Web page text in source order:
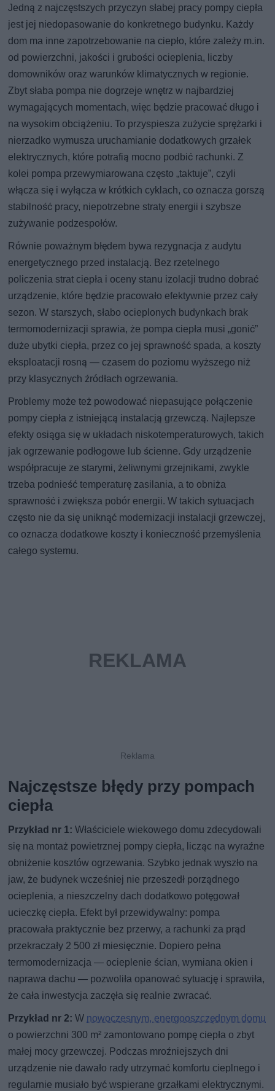
Jedną z najczęstszych przyczyn słabej pracy pompy ciepła
jest jej niedopasowanie do konkretnego budynku. Każdy
dom ma inne zapotrzebowanie na ciepło, które zależy m.in.
od powierzchni, jakości i grubości ocieplenia, liczby
domowników oraz warunków klimatycznych w regionie.
Zbyt słaba pompa nie dogrzeje wnętrz w najbardziej
wymagających momentach, więc będzie pracować długo i
na wysokim obciążeniu. To przyspiesza zużycie sprężarki i
nierzadko wymusza uruchamianie dodatkowych grzałek
elektrycznych, które potrafią mocno podbić rachunki. Z
kolei pompa przewymiarowana często „taktuje”, czyli
włącza się i wyłącza w krótkich cyklach, co oznacza gorszą
stabilność pracy, niepotrzebne straty energii i szybsze
zużywanie podzespołów.
Równie poważnym błędem bywa rezygnacja z audytu
energetycznego przed instalacją. Bez rzetelnego
policzenia strat ciepła i oceny stanu izolacji trudno dobrać
urządzenie, które będzie pracowało efektywnie przez cały
sezon. W starszych, słabo ocieplonych budynkach brak
termomodernizacji sprawia, że pompa ciepła musi „gonić”
duże ubytki ciepła, przez co jej sprawność spada, a koszty
eksploatacji rosną — czasem do poziomu wyższego niż
przy klasycznych źródłach ogrzewania.
Problemy może też powodować niepasujące połączenie
pompy ciepła z istniejącą instalacją grzewczą. Najlepsze
efekty osiąga się w układach niskotemperaturowych, takich
jak ogrzewanie podłogowe lub ścienne. Gdy urządzenie
współpracuje ze starymi, żeliwnymi grzejnikami, zwykle
trzeba podnieść temperaturę zasilania, a to obniża
sprawność i zwiększa pobór energii. W takich sytuacjach
często nie da się uniknąć modernizacji instalacji grzewczej,
co oznacza dodatkowe koszty i konieczność przemyślenia
całego systemu.
Najczęstsze błędy przy pompach
ciepła
Przykład nr 1: Właściciele wiekowego domu zdecydowali
się na montaż powietrznej pompy ciepła, licząc na wyraźne
obniżenie kosztów ogrzewania. Szybko jednak wyszło na
jaw, że budynek wcześniej nie przeszedł porządnego
ocieplenia, a nieszczelny dach dodatkowo potęgował
ucieczkę ciepła. Efekt był przewidywalny: pompa
pracowała praktycznie bez przerwy, a rachunki za prąd
przekraczały 2 500 zł miesięcznie. Dopiero pełna
termomodernizacja — ocieplenie ścian, wymiana okien i
naprawa dachu — pozwoliła opanować sytuację i sprawiła,
że cała inwestycja zaczęła się realnie zwracać.
Przykład nr 2: W nowoczesnym, energooszczędnym domu
o powierzchni 300 m² zamontowano pompę ciepła o zbyt
małej mocy grzewczej. Podczas mroźniejszych dni
urządzenie nie dawało rady utrzymać komfortu cieplnego i
regularnie musiało być wspierane grzałkami elektrycznymi.